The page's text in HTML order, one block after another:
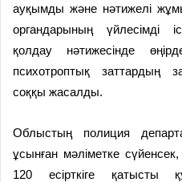
ауқымды және нәтижелі
органдарының үйлесімді
қолдау нәтижесінде
психотроптық заттардың
соққы жасалды.
Облыстың полиция
ұсынған мәлі­метке
120 есірткіге қатысты